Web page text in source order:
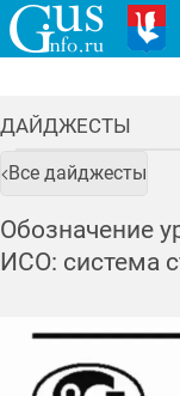
ДАЙДЖЕСТЫ
Все дайджесты
Обозначение
ИСО: система